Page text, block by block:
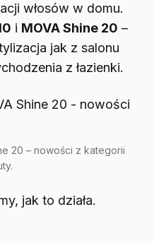
włosów w domu.
i MOVA Shine 20 –
jak z salonu
z łazienki.
20 – nowości z kategorii
jak to działa.